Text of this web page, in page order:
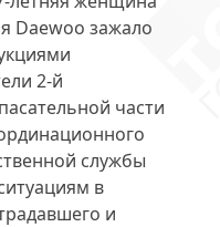
Daewoo зажало
2-й
части
службы
в
и